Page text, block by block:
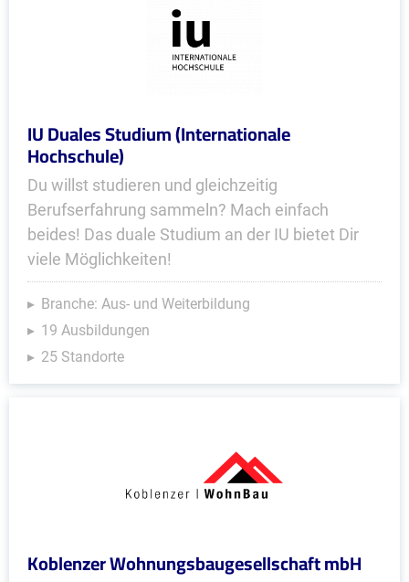
IU Duales Studium (Internationale
Hochschule)
Du willst studieren und gleichzeitig
Berufserfahrung sammeln? Mach einfach
beides! Das duale Studium an der IU bietet Dir
viele Möglichkeiten!
Branche: Aus- und Weiterbildung
19 Ausbildungen
25 Standorte
Koblenzer Wohnungsbaugesellschaft mbH